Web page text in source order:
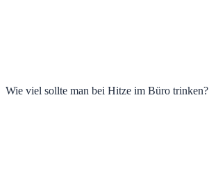
Wie viel sollte man bei Hitze im Büro trinken?